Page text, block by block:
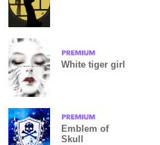
White tiger girl
Emblem of
Skull